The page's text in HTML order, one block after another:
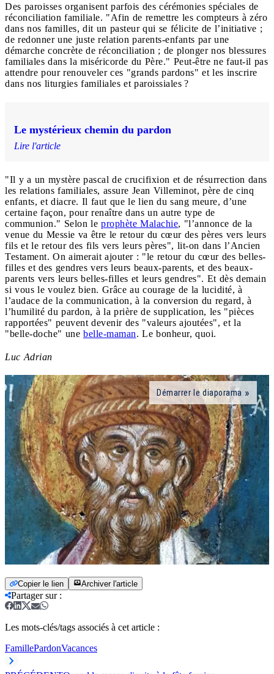
Des paroisses organisent parfois des cérémonies spéciales de
réconciliation familiale. "Afin de remettre les compteurs à zéro
dans nos familles, dit un pasteur qui se félicite de l’initiative ;
de redonner une juste relation parents-enfants par une
démarche concrète de réconciliation ; de plonger nos blessures
familiales dans la miséricorde du Père." Peut-être ne faut-il pas
attendre pour renouveler ces "grands pardons" et les inscrire
dans nos liturgies familiales et paroissiales ?
Le mystérieux chemin du pardon
Lire l'article
"Il y a un mystère pascal de crucifixion et de résurrection dans
les relations familiales, assure Jean Villeminot, père de cinq
enfants, et diacre. Il faut que le lien du sang meure, d’une
certaine façon, pour renaître dans un autre type de
communion." Selon le prophète Malachie, "l’annonce de la
venue du Messie va être le retour du cœur des pères vers leurs
fils et le retour des fils vers leurs pères", lit-on dans l’Ancien
Testament. On aimerait ajouter : "le retour du cœur des belles-
filles et des gendres vers leurs beaux-parents, et des beaux-
parents vers leurs belles-filles et leurs gendres". Et dès demain
si vous le voulez bien. Grâce au courage de la lucidité, à
l’audace de la communication, à la conversion du regard, à
l’humilité du pardon, à la prière de supplication, les "pièces
rapportées" peuvent devenir des "valeurs ajoutées", et la
"belle-doche" une belle-maman. Le bonheur, quoi.
Luc Adrian
Démarrer le diaporama
Copier le lien Archiver l'article
Partager sur:
Les mots-clés/tags associés à cet article :
FamillePardonVacances